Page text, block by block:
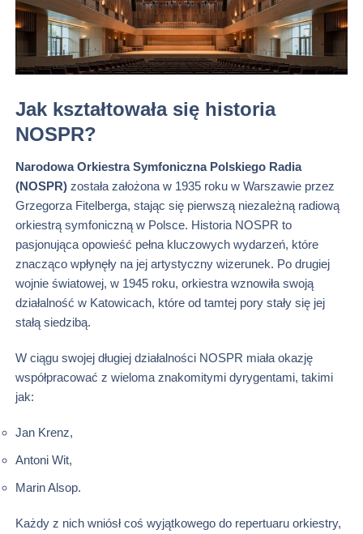
Jak kształtowała się historia
NOSPR?
Narodowa Orkiestra Symfoniczna Polskiego Radia
(NOSPR) została założona w 1935 roku w Warszawie przez
Grzegorza Fitelberga, stając się pierwszą niezależną radiową
orkiestrą symfoniczną w Polsce. Historia NOSPR to
pasjonująca opowieść pełna kluczowych wydarzeń, które
znacząco wpłynęły na jej artystyczny wizerunek. Po drugiej
wojnie światowej, w 1945 roku, orkiestra wznowiła swoją
działalność w Katowicach, które od tamtej pory stały się jej
stałą siedzibą.
W ciągu swojej długiej działalności NOSPR miała okazję
współpracować z wieloma znakomitymi dyrygentami, takimi
jak:
Jan Krenz,
Antoni Wit,
Marin Alsop.
Każdy z nich wniósł coś wyjątkowego do repertuaru orkiestry,